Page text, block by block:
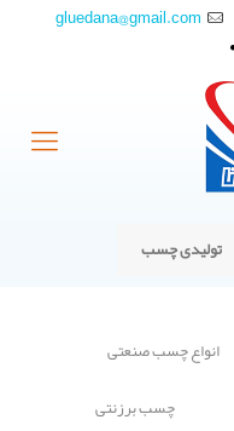
gluedana@gmail.com
تولیدی چسب
انواع چسب صنعتی
چسب برزنتی